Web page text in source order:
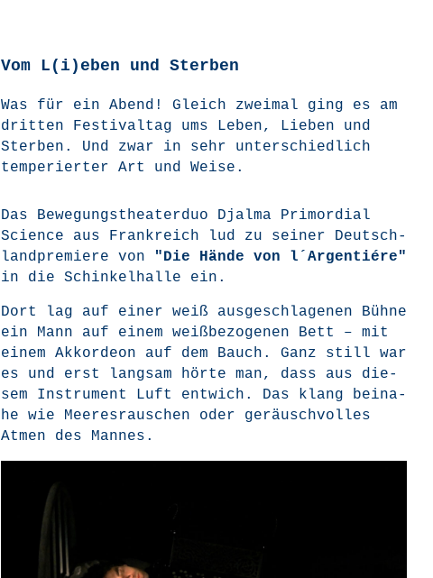
Vom L(i)eben und Sterben
Was für ein Abend! Gleich zwei­mal ging es am
drit­ten Fes­ti­val­tag ums Leben, Lie­ben und
Ster­ben. Und zwar in sehr unter­schied­lich
tem­pe­rier­ter Art und Weise.
Das Bewe­gungs­thea­ter­duo Djal­ma Pri­mor­di­al
Sci­ence aus Frank­reich lud zu sei­ner Deutsch­
land­pre­mie­re von
"Die Hän­de von l´Argentiére"
in die Schin­kel­hal­le ein.
Dort lag auf einer weiß aus­ge­schla­ge­nen Büh­ne
ein Mann auf einem weiß­be­zo­ge­nen Bett – mit
einem Akkor­de­on auf dem Bauch. Ganz still war
es und erst lang­sam hör­te man, dass aus die­
sem Instru­ment Luft ent­wich. Das klang bei­na­
he wie Mee­res­rau­schen oder geräusch­vol­les
Atmen des Mannes.